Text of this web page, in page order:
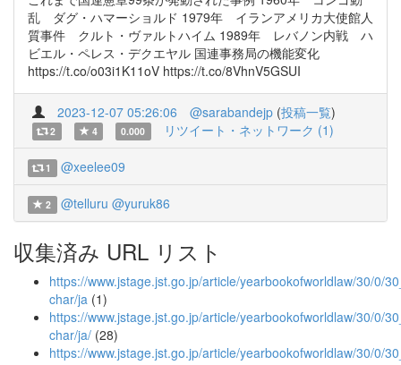
乱 ダグ・ハマーショルド 1979年 イランアメリカ大使館人
質事件 クルト・ヴァルトハイム 1989年 レバノン内戦 ハ
ビエル・ペレス・デクエヤル 国連事務局の機能変化
https://t.co/o03i1K11oV https://t.co/8VhnV5GSUI
2023-12-07 05:26:06 @sarabandejp (投稿一覧)
2 4 0.000 リツイート・ネットワーク (1)
1 @xeelee09
2 @telluru @yuruk86
収集済み URL リスト
https://www.jstage.jst.go.jp/article/yearbookofworldlaw/30/0/
char/ja (1)
https://www.jstage.jst.go.jp/article/yearbookofworldlaw/30/0/
char/ja/ (28)
https://www.jstage.jst.go.jp/article/yearbookofworldlaw/30/0/